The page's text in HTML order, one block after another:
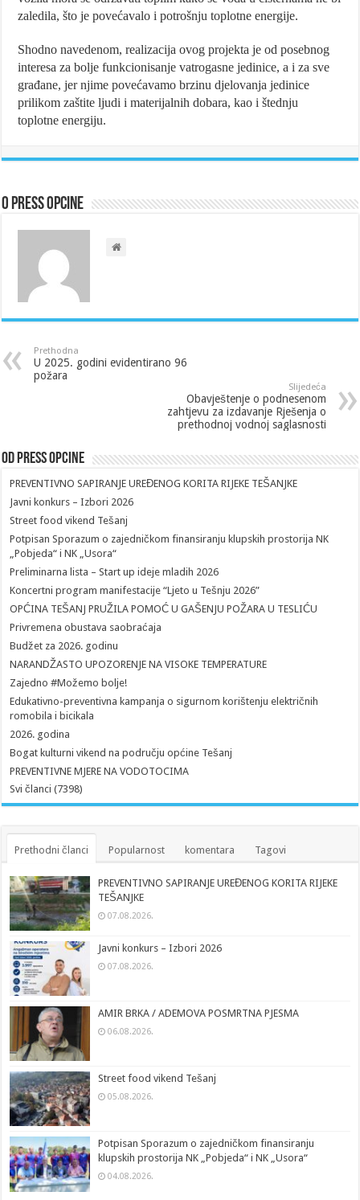
zaledila, što je povećavalo i potrošnju toplotne energije.
Shodno navedenom, realizacija ovog projekta je od posebnog
interesa za bolje funkcionisanje vatrogasne jedinice, a i za sve
građane, jer njime povećavamo brzinu djelovanja jedinice
prilikom zaštite ljudi i materijalnih dobara, kao i štednju
toplotne energiju.
O Press Opcine
Prethodna
U 2025. godini evidentirano 96
požara
Slijedeća
Obavještenje o podnesenom
zahtjevu za izdavanje Rješenja o
prethodnoj vodnoj saglasnosti
Od Press Opcine
PREVENTIVNO SAPIRANJE UREĐENOG KORITA RIJEKE TEŠANJKE
Javni konkurs – Izbori 2026
Street food vikend Tešanj
Potpisan Sporazum o zajedničkom finansiranju klupskih prostorija NK
„Pobjeda“ i NK „Usora“
Preliminarna lista – Start up ideje mladih 2026
Koncertni program manifestacije “Ljeto u Tešnju 2026”
OPĆINA TEŠANJ PRUŽILA POMOĆ U GAŠENJU POŽARA U TESLIĆU
Privremena obustava saobraćaja
Budžet za 2026. godinu
NARANDŽASTO UPOZORENJE NA VISOKE TEMPERATURE
Zajedno #Možemo bolje!
Edukativno-preventivna kampanja o sigurnom korištenju električnih
romobila i bicikala
2026. godina
Bogat kulturni vikend na području općine Tešanj
PREVENTIVNE MJERE NA VODOTOCIMA
Svi članci (7398)
Prethodni članci Popularnost komentara Tagovi
PREVENTIVNO SAPIRANJE UREĐENOG KORITA RIJEKE
TEŠANJKE
07.08.2026.
Javni konkurs – Izbori 2026
07.08.2026.
AMIR BRKA / ADEMOVA POSMRTNA PJESMA
06.08.2026.
Street food vikend Tešanj
05.08.2026.
Potpisan Sporazum o zajedničkom finansiranju
klupskih prostorija NK „Pobjeda“ i NK „Usora“
04.08.2026.